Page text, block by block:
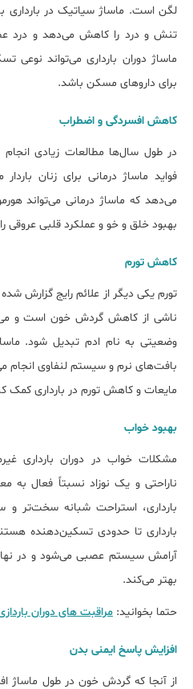
لگن است. ماساژ سیاتیک در
تنش و درد را کاهش می‌دهد و درد
ماساژ دوران بارداری می‌تواند نوعی
برای داروهای مسکن باشد.
کاهش افسردگی و اضطراب
در طول سال‌ها مطالعات زیادی
فواید ماساژ درمانی برای زنان
می‌دهد که ماساژ درمانی می‌تواند
بهبود خلق و خو و عملکرد قلبی عروقی
کاهش تورم
تورم یکی دیگر از علائم رایج گزارش
ناشی از کاهش گردش خون است و
وضعیتی به نام ادم تبدیل شود.
بافت‌های نرم و سیستم لنفاوی انجام
مایعات و کاهش تورم در بارداری کمک
بهبود خواب
مشکلات خواب در دوران بارداری
ناراحتی و یک نوزاد نسبتاً فعال
بارداری، استراحت شبانه سخت‌تر
بارداری تا حدودی تسکین‌دهنده
آرامش سیستم عصبی می‌شود و در
بهتر می‌کند.
حتما بخوانید: مراقبت های دوران
افزایش پاسخ ایمنی بدن
از آنجا که گردش خون در طول ماساژ